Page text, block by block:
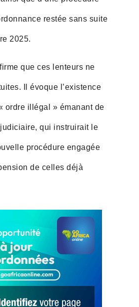
restée sans suite
2025.
que ces lenteurs ne
Il évoque l’existence
ordre illégal » émanant de
judiciaire, qui instruirait le
procédure engagée
de celles déjà